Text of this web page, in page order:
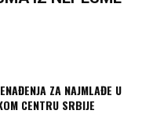
ZA NAJMLAĐE U
CENTRU SRBIJE